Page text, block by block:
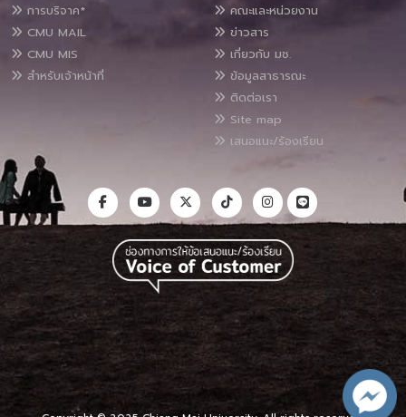
การบริจาค*
CMU MAIL
CMU MIS
สำหรับเจ้าหน้าที่
คณะและหน่วยงาน
ข่าวสาร
เกี่ยวกับ มช.
ข้อมูลสาธารณะ
ติดต่อเรา
Site map
เสนอแนะ/ร้องเรียน